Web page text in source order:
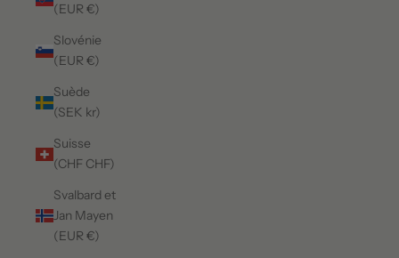
(EUR €)
Slovénie
(EUR €)
Suède
(SEK kr)
Suisse
(CHF CHF)
Svalbard et
Jan Mayen
(EUR €)